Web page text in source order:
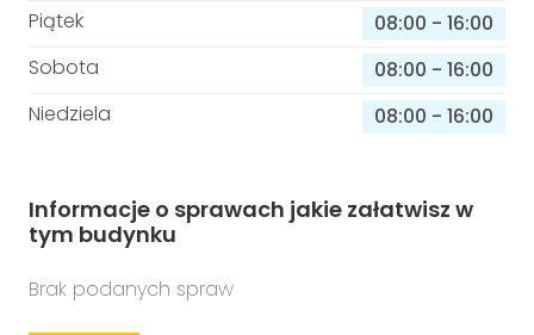
Piątek 08:00 - 16:00
Sobota
08:00 - 16:00
Niedziela
08:00 - 16:00
Informacje o sprawach jakie załatwisz w
tym budynku
Brak podanych spraw